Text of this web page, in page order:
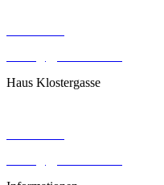
Haus Klostergasse